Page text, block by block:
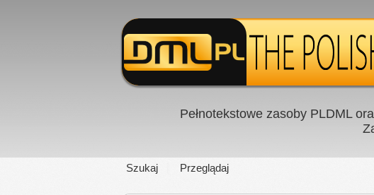
Pełnotekstowe zasoby PLDML
Szukaj Przeglądaj